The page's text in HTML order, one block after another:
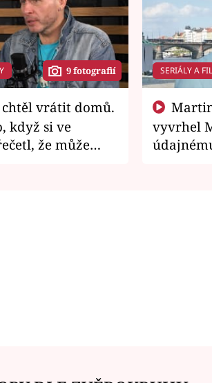
9 fotografií
když si ve
že může
SERIÁLY A
vyvrhel